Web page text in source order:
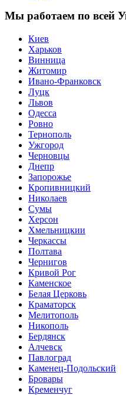
Мы работаем по всей
Киев
Харьков
Винница
Житомир
Ивано-Франковск
Луцк
Львов
Одесса
Ровно
Тернополь
Ужгород
Черновцы
Днепр
Запорожье
Кропивницкий
Николаев
Сумы
Херсон
Хмельницкии
Черкассы
Полтава
Чернигов
Кривой Рог
Каменское
Белая Церковь
Краматорск
Мелитополь
Никополь
Бердянск
Алчевск
Павлоград
Каменец-Подольский
Бровары
Кременчуг